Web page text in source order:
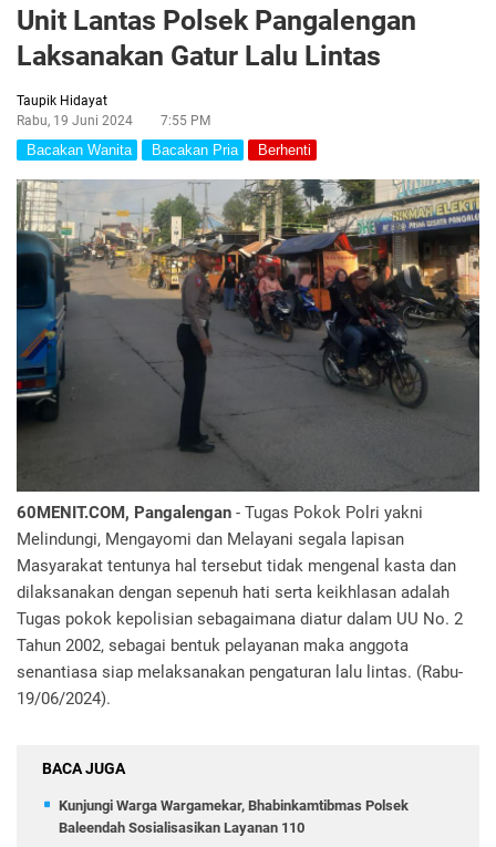
Unit Lantas Polsek Pangalengan
Laksanakan Gatur Lalu Lintas
Taupik Hidayat
Rabu, 19 Juni 2024
7:55 PM
Bacakan Wanita Bacakan Pria Berhenti
60MENIT.COM, Pangalengan - Tugas Pokok Polri yakni
Melindungi, Mengayomi dan Melayani segala lapisan
Masyarakat tentunya hal tersebut tidak mengenal kasta dan
dilaksanakan dengan sepenuh hati serta keikhlasan adalah
Tugas pokok kepolisian sebagaimana diatur dalam UU No. 2
Tahun 2002, sebagai bentuk pelayanan maka anggota
senantiasa siap melaksanakan pengaturan lalu lintas. (Rabu-
19/06/2024).
BACA JUGA
Kunjungi Warga Wargamekar, Bhabinkamtibmas Polsek
Baleendah Sosialisasikan Layanan 110